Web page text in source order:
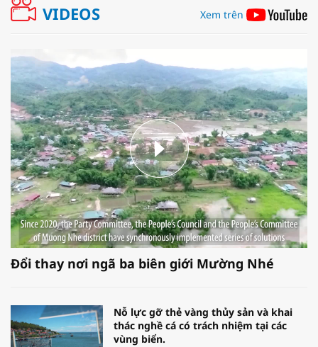
VIDEOS Xem trên
Đổi thay nơi ngã ba biên giới Mường Nhé
Nỗ lực gỡ thẻ vàng thủy sản và khai
thác nghề cá có trách nhiệm tại các
vùng biển.